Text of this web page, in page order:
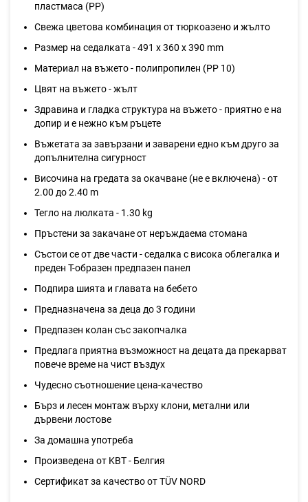
пластмаса (PP)
Свежа цветова комбинация от тюркоазено и жълто
Размер на седалката - 491 х 360 х 390 mm
Материал на въжето - полипропилен (PP 10)
Цвят на въжето - жълт
Здравина и гладка структура на въжето - приятно e на
допир и е нежно към ръцете
Въжетата за завързани и заварени едно към друго за
допълнителна сигурност
Височина на гредата за окачване (не е включена) - от
2.00 до 2.40 m
Тегло на люлката - 1.30 kg
Пръстени за закачане от неръждаема стомана
Състои се от две части - седалка с висока облегалка и
преден Т-образен предпазен панел
Подпира шията и главата на бебето
Предназначена за деца до 3 години
Предпазен колан със закопчалка
Предлага приятна възможност на децата да прекарват
повече време на чист въздух
Чудесно съотношение цена-качество
Бърз и лесен монтаж върху клони, метални или
дървени лостове
За домашна употреба
Произведена от KBT - Белгия
Сертификат за качество от TÜV NORD